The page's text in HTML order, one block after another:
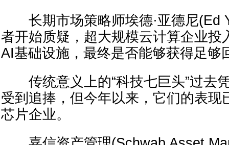
长期市场策略师埃德·亚德尼(Ed
者开始质疑，超大规模云计算企业投
AI基础设施，最终是否能够获得足够
传统意义上的“科技七巨头”过去
受到追捧，但今年以来，它们的表现
芯片企业。